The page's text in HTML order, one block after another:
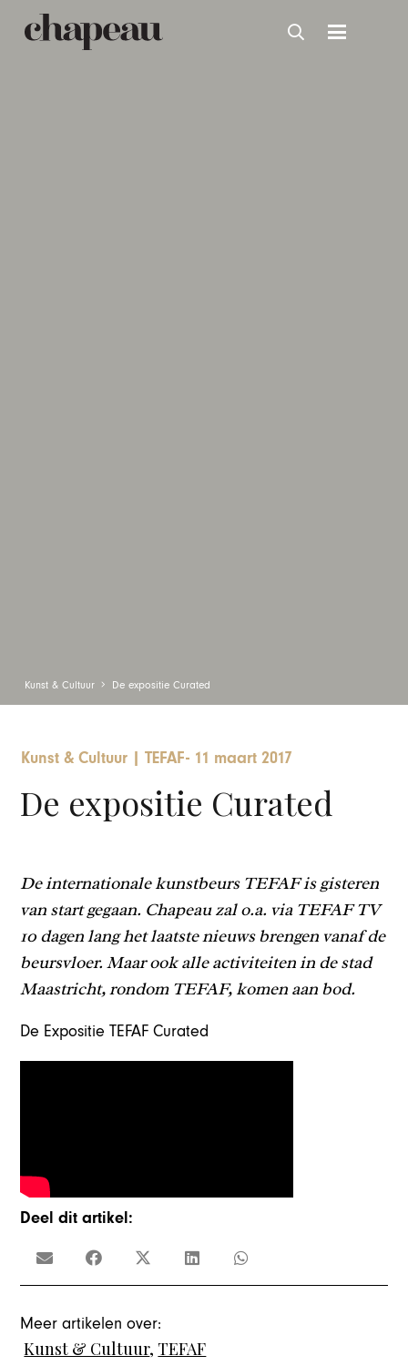
Kunst & Cultuur De expositie Curated
Kunst & Cultuur | TEFAF- 11 maart 2017
De expositie Curated
De internationale kunstbeurs TEFAF is gisteren
van start gegaan. Chapeau zal o.a. via TEFAF TV
10 dagen lang het laatste nieuws brengen vanaf de
beursvloer. Maar ook alle activiteiten in de stad
Maastricht, rondom TEFAF, komen aan bod.
De Expositie TEFAF Curated
Deel dit artikel:
Meer artikelen over:
Kunst & Cultuur, TEFAF